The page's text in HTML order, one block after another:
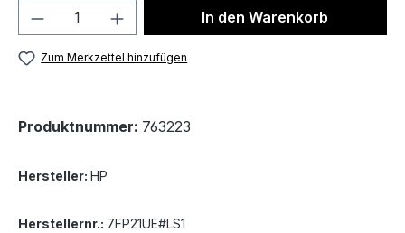
Produkt Anzahl: Gib denIn den Warenkorb
Zum Merkzettel hinzufügen
Produktnummer: 763223
Hersteller: HP
Herstellernr.: 7FP21UE#LS1